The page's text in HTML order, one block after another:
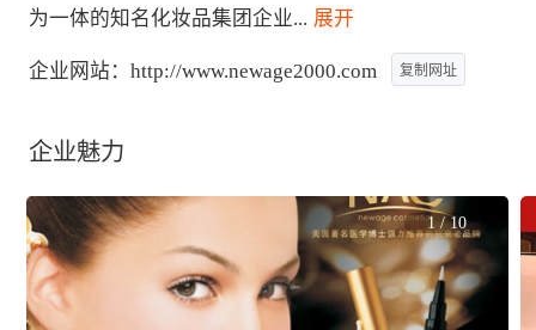
为一体的知名化妆品集团企业... 展开
企业网站： http://www.newage2000.com 复制网址
企业魅力
1 /10